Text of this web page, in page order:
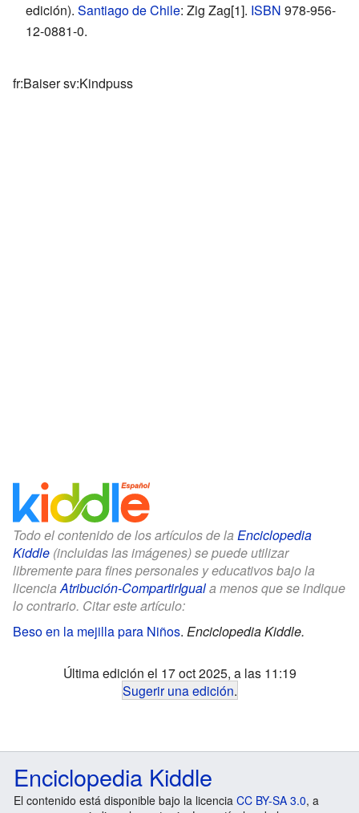
edición). Santiago de Chile: Zig Zag[1]. ISBN 978-956-
12-0881-0.
fr:Baiser sv:Kindpuss
Todo el contenido de los artículos de la Enciclopedia
Kiddle (incluidas las imágenes) se puede utilizar
libremente para fines personales y educativos bajo la
licenciaAtribución-CompartirIguala menos que se indique
lo contrario. Citar este artículo:
Beso en la mejilla para Niños. Enciclopedia Kiddle.
Última edición el 17 oct 2025, a las 11:19
Sugerir una edición.
Enciclopedia Kiddle
El contenido está disponible bajo la licencia CC BY-SA 3.0, a